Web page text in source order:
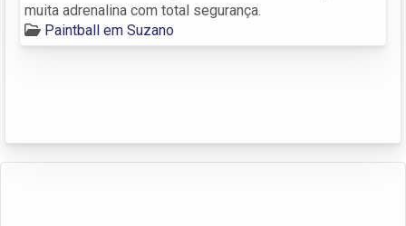
muita adrenalina com total segurança.
Paintball em Suzano